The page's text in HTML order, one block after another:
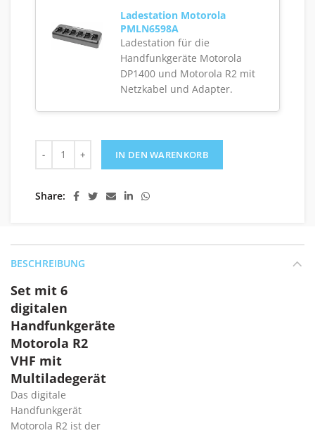
Ladestation Motorola
PMLN6598A
Ladestation für die
Handfunkgeräte Motorola
DP1400 und Motorola R2 mit
Netzkabel und Adapter.
IN DEN WARENKORB
Share
BESCHREIBUNG
Set mit 6
digitalen
Handfunkgeräte
Motorola R2
VHF mit
Multiladegerät
Das digitale
Handfunkgerät
Motorola R2 ist der